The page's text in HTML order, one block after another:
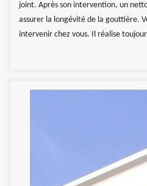
joint. Après son intervention, un
assurer la longévité de la gouttière.
intervenir chez vous. Il réalise